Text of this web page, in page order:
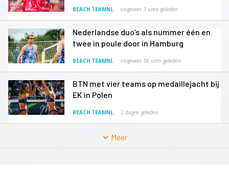
BEACH TEAMNL ongeveer 3 uren geleden
Nederlandse duo’s als nummer één en
twee in poule door in Hamburg
BEACH TEAMNL ongeveer 18 uren geleden
BTN met vier teams op medaillejacht bij
EK in Polen
BEACH TEAMNL 2 dagen geleden
Meer